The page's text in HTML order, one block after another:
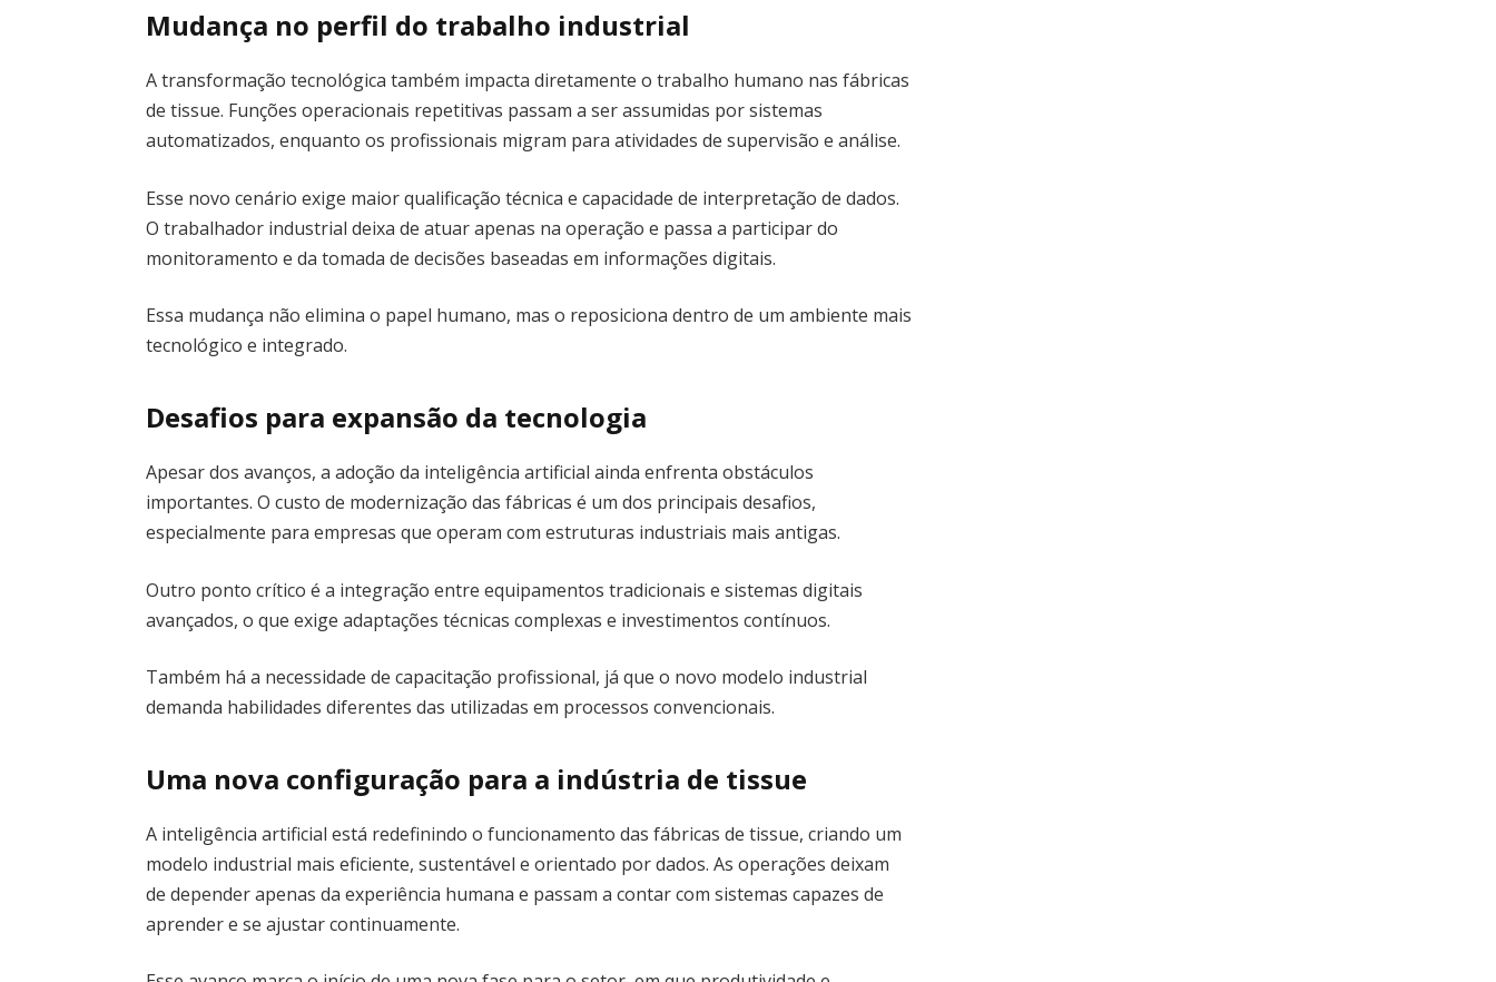
Mudança no perfil do trabalho industrial
A transformação tecnológica também impacta diretamente o trabalho humano nas fábricas
de tissue. Funções operacionais repetitivas passam a ser assumidas por sistemas
automatizados, enquanto os profissionais migram para atividades de supervisão e análise.
Esse novo cenário exige maior qualificação técnica e capacidade de interpretação de dados.
O trabalhador industrial deixa de atuar apenas na operação e passa a participar do
monitoramento e da tomada de decisões baseadas em informações digitais.
Essa mudança não elimina o papel humano, mas o reposiciona dentro de um ambiente mais
tecnológico e integrado.
Desafios para expansão da tecnologia
Apesar dos avanços, a adoção da inteligência artificial ainda enfrenta obstáculos
importantes. O custo de modernização das fábricas é um dos principais desafios,
especialmente para empresas que operam com estruturas industriais mais antigas.
Outro ponto crítico é a integração entre equipamentos tradicionais e sistemas digitais
avançados, o que exige adaptações técnicas complexas e investimentos contínuos.
Também há a necessidade de capacitação profissional, já que o novo modelo industrial
demanda habilidades diferentes das utilizadas em processos convencionais.
Uma nova configuração para a indústria de tissue
A inteligência artificial está redefinindo o funcionamento das fábricas de tissue, criando um
modelo industrial mais eficiente, sustentável e orientado por dados. As operações deixam
de depender apenas da experiência humana e passam a contar com sistemas capazes de
aprender e se ajustar continuamente.